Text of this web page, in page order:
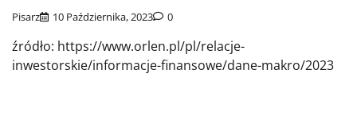
Pisarz 10 Października, 2023 0
źródło: https://www.orlen.pl/pl/relacje-
inwestorskie/informacje-finansowe/dane-makro/2023